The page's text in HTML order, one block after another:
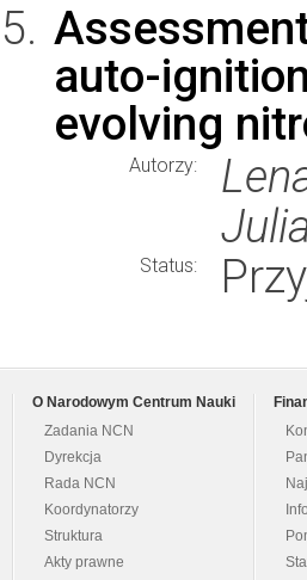
auto-
evolving
Autorzy:
Status:
O Narodowym Centrum Nauki
Zadania NCN
Dyrekcja
Rada NCN
Koordynatorzy
Struktura
Akty prawne